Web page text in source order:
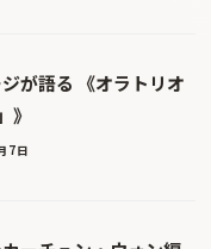
が語る 《オラトリオ
》
7日